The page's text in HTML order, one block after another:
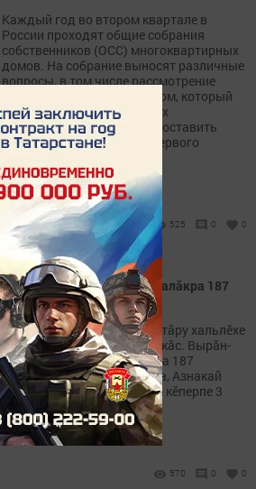
Каждый год во втором квартале в
России проходят общие собрания
собственников (ОСС) многоквартирных
домов. На собрание выносят различные
вопросы, в том числе рассмотрение
отчета об управлении домом, который
большинство управляющих
организаций должны предоставить
собственникам до конца первого
525 0 0
Республикăра шыв шайӗ талăкра 187
сантиметр чухлӗ ӳснӗ
Çурхи ейӳпе çыхăннă лару-тăру хальлӗхе
пирӗн республикăра та кăткăс. Вырăн-
вырăнпа шыв шайӗ талăкра 187
сантиметр чухлӗ ӳснӗ. Пăва, Азнакай
тата Нурлат районӗсенче 6 кӗперпе 3
çула шыв илнӗ.
570 0 0